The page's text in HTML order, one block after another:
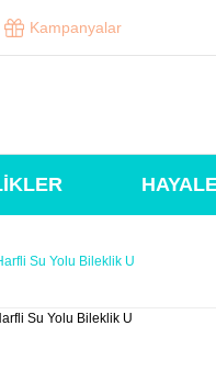
Kampanyalar
Su Yolu Bileklik U